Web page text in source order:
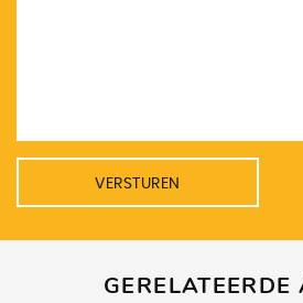
VERSTUREN
GERELATEERDE